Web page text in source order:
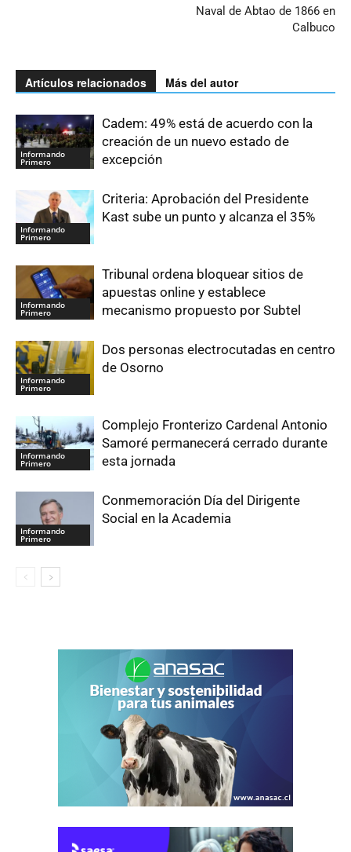
Naval de Abtao de 1866 en
Calbuco
Artículos relacionados Más del autor
Informando
Primero
Cadem: 49% está de acuerdo con la
creación de un nuevo estado de
excepción
Informando
Primero
Criteria: Aprobación del Presidente
Kast sube un punto y alcanza el 35%
Informando
Primero
Tribunal ordena bloquear sitios de
apuestas online y establece
mecanismo propuesto por Subtel
Informando
Primero
Dos personas electrocutadas en centro
de Osorno
Informando
Primero
Complejo Fronterizo Cardenal Antonio
Samoré permanecerá cerrado durante
esta jornada
Informando
Primero
Conmemoración Día del Dirigente
Social en la Academia